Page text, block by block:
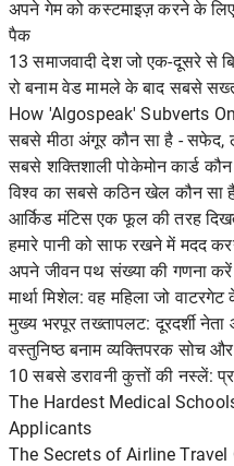
अपने गेम को कस्टमाइज़ करने के
पैक
13 समाजवादी देश जो एक-दूसरे से
रो बनाम वेड मामले के बाद सबसे
How 'Algospeak' Subverts
सबसे मीठा अंगूर कौन सा है - सफेद,
सबसे शक्तिशाली पोकेमोन कार्ड
विश्व का सबसे कठिन खेल कौन सा
आर्किड मंटिस एक फूल की तरह
हमारे पानी को साफ रखने में मदद
अपने जीवन पथ संख्या की गणना
मार्था मिशेल: वह महिला जो
मुख्य भरपूर तख्तापलट: दूरदर्शी नेता
वस्तुनिष्ठ बनाम व्यक्तिपरक सोच
10 सबसे डरावनी कुत्तों की नस्लें:
The Hardest Medical
Applicants
The Secrets of Airline Travel